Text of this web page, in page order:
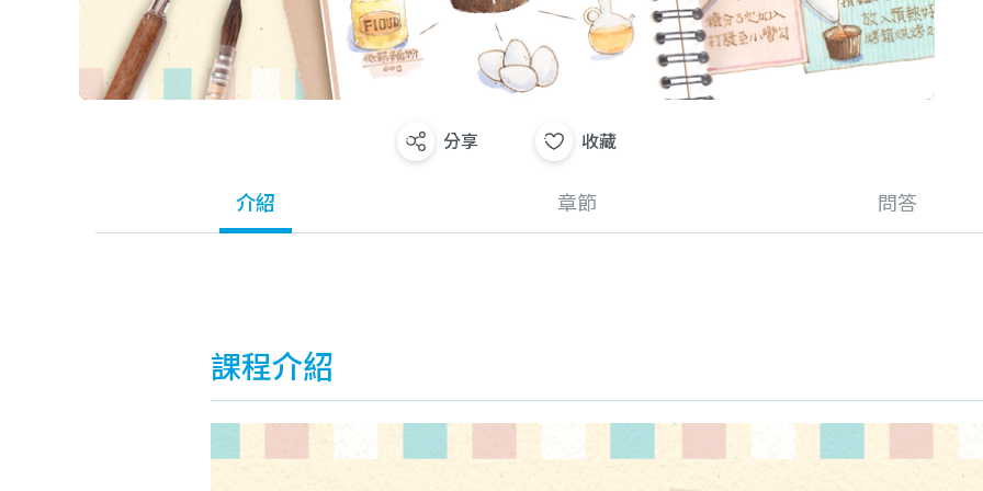
分享 收藏
介紹 章節 問答
課程介紹